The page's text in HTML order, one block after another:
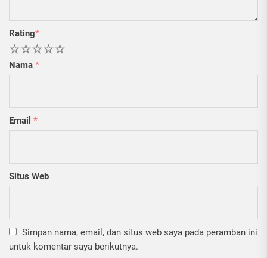
Rating*
5
4
3
2
Nama *
Email *
Situs Web
Simpan nama, email, dan situs web saya pada peramban ini
untuk komentar saya berikutnya.